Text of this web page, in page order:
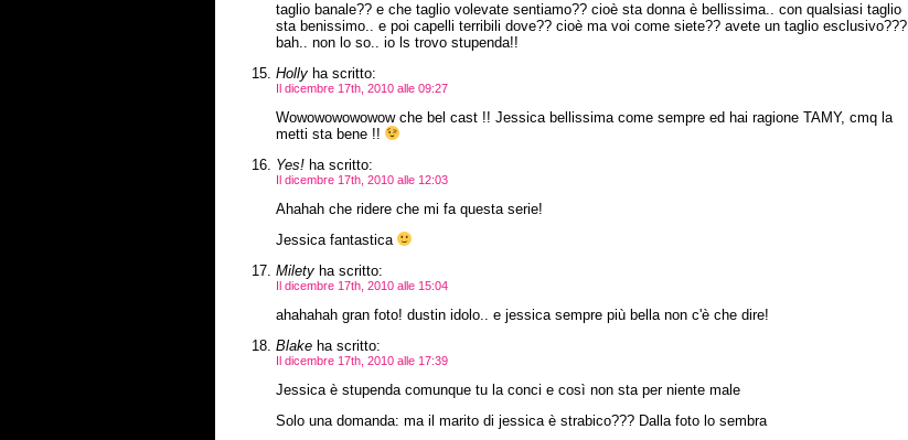
taglio banale?? e che taglio volevate sentiamo?? cioè sta donna è bellissima.. con qualsiasi taglio
sta benissimo.. e poi capelli terribili dove?? cioè ma voi come siete?? avete un taglio esclusivo???
bah.. non lo so.. io ls trovo stupenda!!
Hollyha scritto:
Il dicembre 17th, 2010 alle 09:27
Wowowowowowow che bel cast !! Jessica bellissima come sempre ed hai ragione TAMY, cmq la
metti sta bene !!
Yes!ha scritto:
Il dicembre 17th, 2010 alle 12:03
Ahahah che ridere che mi fa questa serie!
Jessica fantastica
Miletyha scritto:
Il dicembre 17th, 2010 alle 15:04
ahahahah gran foto! dustin idolo.. e jessica sempre più bella non c'è che dire!
Blakeha scritto:
Il dicembre 17th, 2010 alle 17:39
Jessica è stupenda comunque tu la conci e così non sta per niente male
Solo una domanda: ma il marito di jessica è strabico??? Dalla foto lo sembra